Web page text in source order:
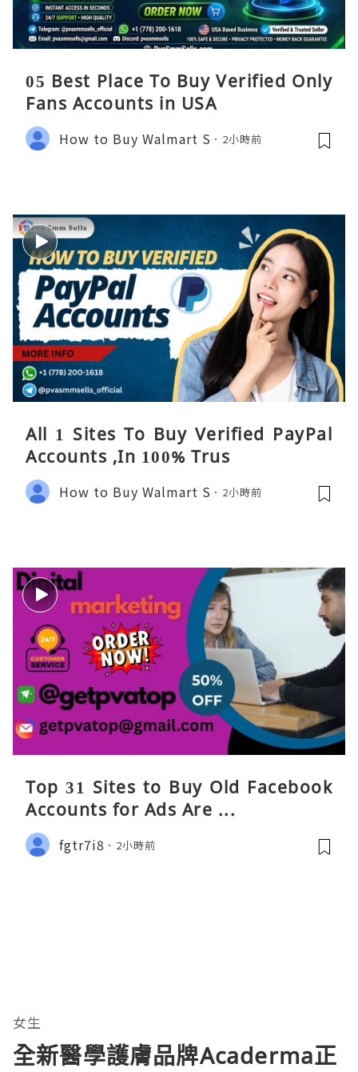
05 Best Place To Buy Verified Only
Fans Accounts in USA
How to Buy Walmart S 2小時前
All 1 Sites To Buy Verified PayPal
Accounts ,In 100% Trus
How to Buy Walmart S 2小時前
Top 31 Sites to Buy Old Facebook
Accounts​ for Ads Are ...
fgtr7i8 2小時前
女生
全新醫學護膚品牌Acaderma正